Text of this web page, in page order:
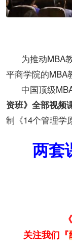
为推动MBA教
平商学院的MBA
中国顶级
资班》 全部视频
制《14个管理学
两套
关注我们『